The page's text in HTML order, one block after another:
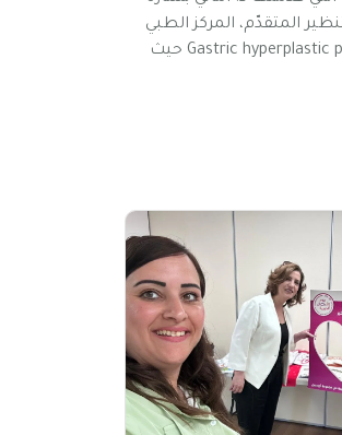
المتقدّم، المركز الطبي
مئير- حول موضوع Gastric hyperplastic polyps حيث
إدارة سلائل المعدة فرط